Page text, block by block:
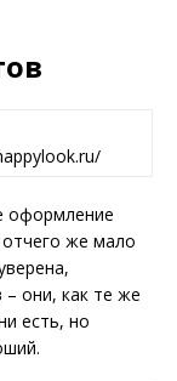
оформление
же мало
– они, как те же
есть, но